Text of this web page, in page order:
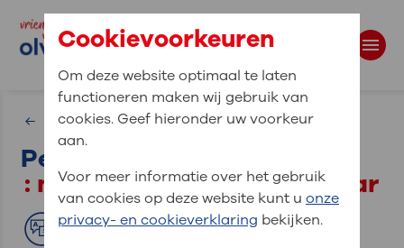
Waar bent u naar op zoek?
Zoekwoorden
Homepage Vrienden van OLVG
Periodieke schenking
: maak een bijzonder gebaar
Translate
Cookievoorkeuren
Om deze website optimaal te laten
functioneren maken wij gebruik van
cookies. Geef hieronder uw voorkeur
aan.
Voor meer informatie over het gebruik
van cookies op deze website kunt u onze
privacy- en cookieverklaring bekijken.